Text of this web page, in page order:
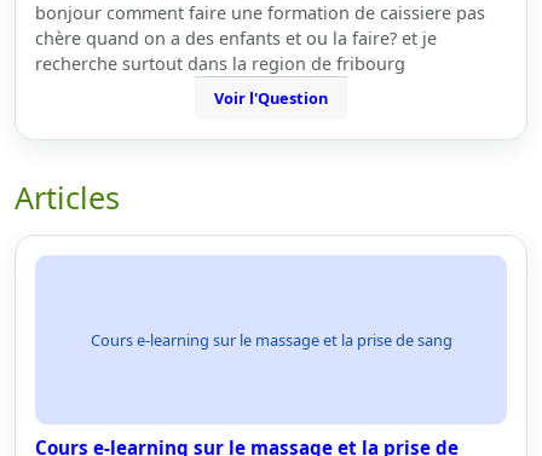
bonjour comment faire une formation de caissiere pas
chère quand on a des enfants et ou la faire? et je
recherche surtout dans la region de fribourg
Voir l'Question
Articles
Cours e-learning sur le massage et la prise de sang
Cours e-learning sur le massage et la prise de